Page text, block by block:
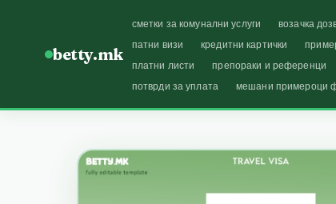
betty.mk
сметки за комунални услуги возачка
патни визи
кредитни картички
платни листи
препораки и референци
потврди за уплата
мешани примероци